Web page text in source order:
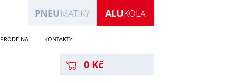
ALUKOLA
PNEUMATIKY
PRODEJNA KONTAKTY
0 Kč